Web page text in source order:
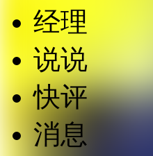
经理
说说
快评
消息